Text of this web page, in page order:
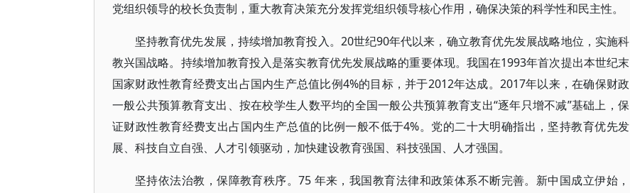
党组织领导的校长负责制，重大教育决策充分发挥党组织领导核心作用，确保决策的科学性和民主性。
坚持教育优先发展，持续增加教育投入。20世纪90年代以来，确立教育优先发展战略地位，实施科
教兴国战略。持续增加教育投入是落实教育优先发展战略的重要体现。我国在1993年首次提出本世纪末
国家财政性教育经费支出占国内生产总值比例4%的目标，并于2012年达成。2017年以来，在确保财政
一般公共预算教育支出、按在校学生人数平均的全国一般公共预算教育支出“逐年只增不减”基础上，保
证财政性教育经费支出占国内生产总值的比例一般不低于4%。党的二十大明确指出，坚持教育优先发
展、科技自立自强、人才引领驱动，加快建设教育强国、科技强国、人才强国。
坚持依法治教，保障教育秩序。75 年来，我国教育法律和政策体系不断完善。新中国成立伊始，